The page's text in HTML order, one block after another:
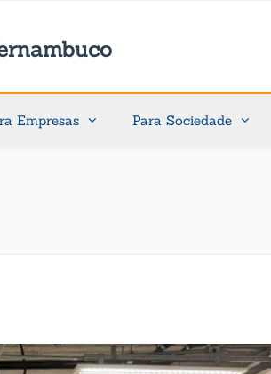
Empresas Para Sociedade